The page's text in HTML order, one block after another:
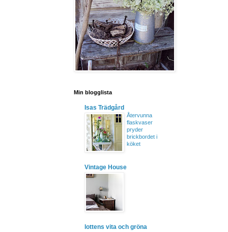
Min blogglista
Isas Trädgård
Återvunna
flaskvaser
pryder
brickbordet i
köket
Vintage House
lottens vita och gröna